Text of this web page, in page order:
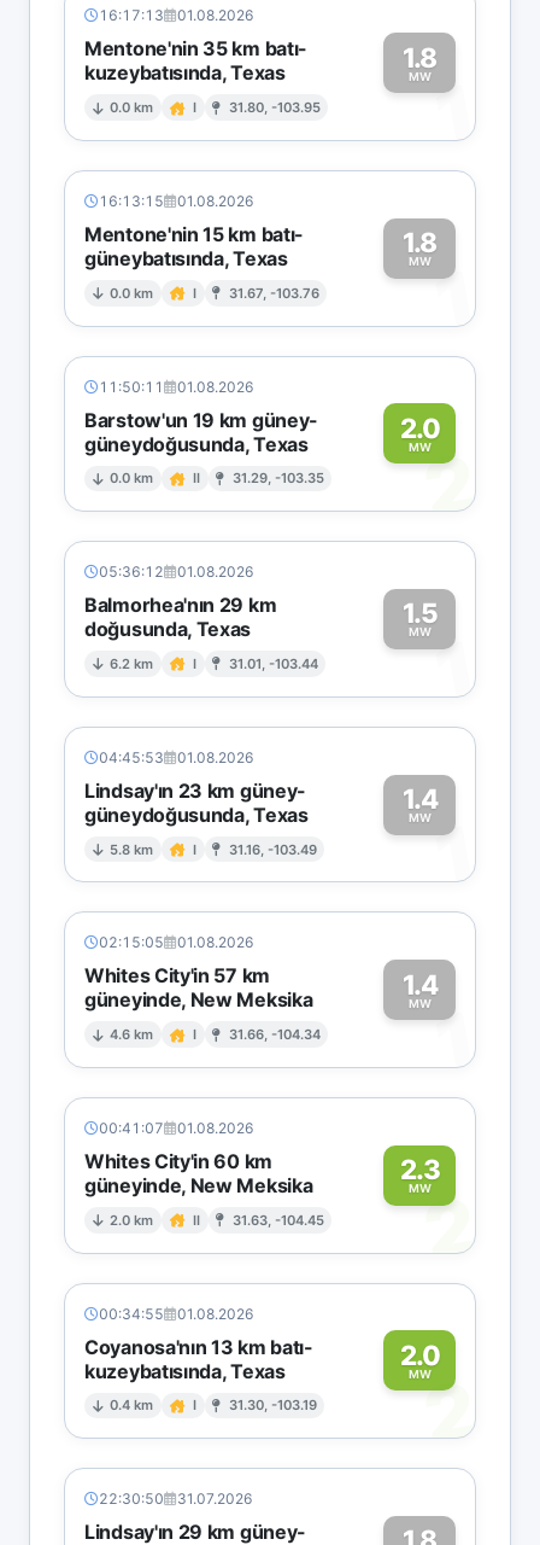
16:17:13 01.08.2026
Mentone'nin 35 km batı-
kuzeybatısında, Texas
0.0 km I 31.80, -103.95
1.8
MW1
16:13:15 01.08.2026
Mentone'nin 15 km batı-
güneybatısında, Texas
0.0 km I 31.67, -103.76
1.8
MW1
11:50:11 01.08.2026
Barstow'un 19 km güney-
güneydoğusunda, Texas
0.0 km II 31.29, -103.35
2.0
MW2
05:36:12 01.08.2026
Balmorhea'nın 29 km
doğusunda, Texas
6.2 km I 31.01, -103.44
1.5
MW1
04:45:53 01.08.2026
Lindsay'ın 23 km güney-
güneydoğusunda, Texas
5.8 km I 31.16, -103.49
1.4
MW1
02:15:05 01.08.2026
Whites City'in 57 km
güneyinde, New Meksika
4.6 km I 31.66, -104.34
1.4
MW1
00:41:07 01.08.2026
Whites City'in 60 km
güneyinde, New Meksika
2.0 km II 31.63, -104.45
2.3
MW2
00:34:55 01.08.2026
Coyanosa'nın 13 km batı-
kuzeybatısında, Texas
0.4 km I 31.30, -103.19
2.0
MW2
22:30:50 31.07.2026
Lindsay'ın 29 km güney-